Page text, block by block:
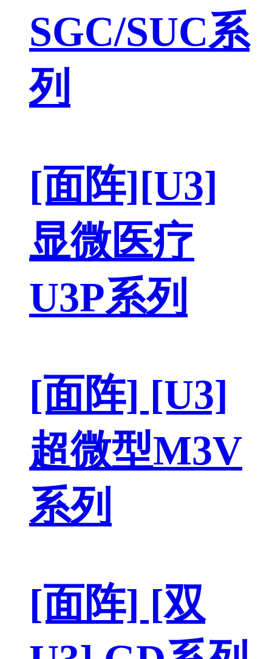
SGC/SUC系
列
[面阵][U3]
显微医疗
U3P系列
[面阵] [U3]
超微型M3V
系列
[面阵] [双